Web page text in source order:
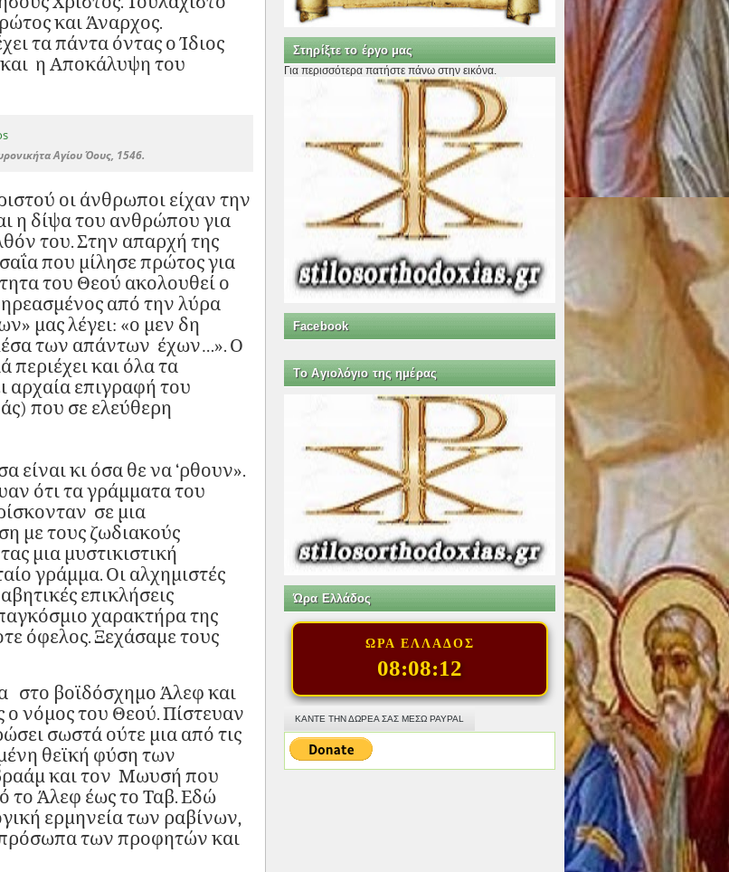
και Άναρχος.
τα πάντα όντας ο Ίδιος
και η Αποκάλυψη του
Αγίου Όους, 1546.
οι άνθρωποι είχαν την
η δίψα του ανθρώπου για
του. Στην απαρχή της
που μίλησε πρώτος για
του Θεού ακολουθεί ο
από την λύρα
μας λέγει: «ο μεν δη
των απάντων έχων…». Ο
περιέχει και όλα τα
αρχαία επιγραφή του
που σε ελεύθερη
είναι κι όσα θε να ‘ρθουν».
ότι τα γράμματα του
σε μια
με τους ζωδιακούς
μια μυστικιστική
γράμμα. Οι αλχημιστές
επικλήσεις
χαρακτήρα της
όφελος. Ξεχάσαμε τους
στο βοϊδόσχημο Άλεφ και
ο νόμος του Θεού. Πίστευαν
σωστά ούτε μια από τις
θεϊκή φύση των
και τον Μωυσή που
το Άλεφ έως το Ταβ. Εδώ
ερμηνεία των ραβίνων,
πρόσωπα των προφητών και
Στηρίξτε το έργο μας
Για περισσότερα πατήστε πάνω στην εικόνα.
Facebook
Tο Αγιολόγιο της ημέρας
Ώρα Ελλάδος
ΩΡΑ ΕΛΛΑΔΟΣ
08:08:14
ΚΑΝΤΕ ΤΗΝ ΔΩΡΕΑ ΣΑΣ ΜΕΣΩ PAYPAL